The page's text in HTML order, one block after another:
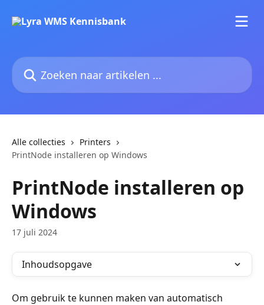
Zoeken naar artikelen ...
Alle collecties
Printers
PrintNode installeren op Windows
PrintNode installeren op
Windows
17 juli 2024
Inhoudsopgave
Om gebruik te kunnen maken van automatisch